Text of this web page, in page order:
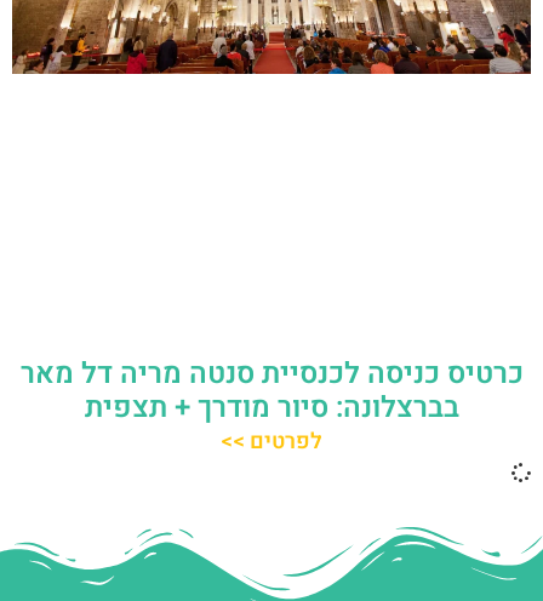
כרטיס כניסה לכנסיית סנטה מריה דל מאר
בברצלונה: סיור מודרך + תצפית
לפרטים >>